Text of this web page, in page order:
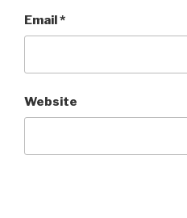
Email*
Website